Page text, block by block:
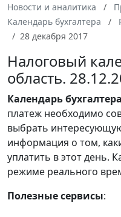
Новости и аналитика
Календарь бухгалтера
28 декабря 2017
Налоговый
область.
Календарьбухгалтера
платеж необходимо
выбрать
информация о том,
уплатить в этот день.
режиме реального
Полезные сервисы: